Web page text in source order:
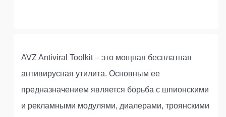
AVZ Antiviral Toolkit – это мощная бесплатная
антивирусная утилита. Основным ее
предназначением является борьба с шпионскими
и рекламными модулями, диалерами, троянскими